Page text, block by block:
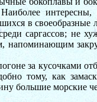
в
саргассов; не
напоминающим
за кусочками
тому, как
большие морские